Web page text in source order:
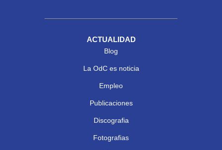
ACTUALIDAD
Blog
La OdC es noticia
Empleo
Publicaciones
Discografia
Fotografias